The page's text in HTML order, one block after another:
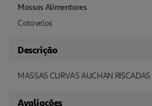
Massas Alimentares
Cotovelos
Descrição
MASSAS CURVAS AUCHAN
Avaliações